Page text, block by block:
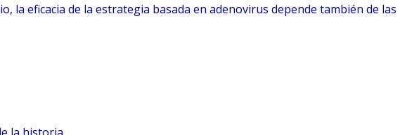
la eficacia de la estrategia basada en adenovirus depende también de las